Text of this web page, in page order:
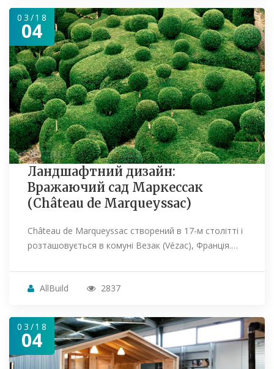
03/18
04
Ландшафтний дизайн:
Вражаючий сад Маркессак
(Château de Marqueyssac)
Château de Marqueyssac створений в 17-м столітті і
розташовується в комуні Везак (Vézac), Франція.…
AllBuild 2837
03/18
04